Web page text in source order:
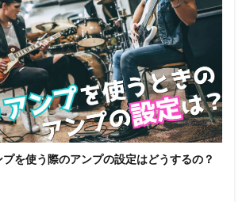
を使う際のアンプの設定はどうするの？